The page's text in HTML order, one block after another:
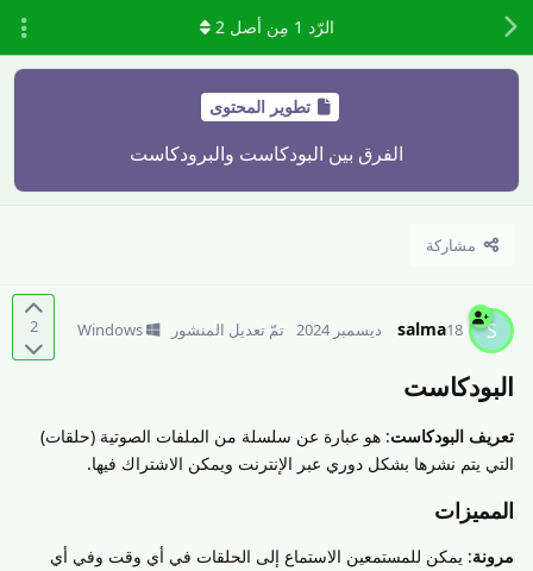
تطوير المحتوى
الفرق بين البودكاست والبرودكاست
مشاركة
الرّد 1 مِن أصل2
2 S
salma18 ديسمبر 2024 تمّ تعديل المنشور Windows
البودكاست
تعريف البودكاست: هو عبارة عن سلسلة من الملفات الصوتية (حلقات)
التي يتم نشرها بشكل دوري عبر الإنترنت ويمكن الاشتراك فيها.
المميزات
مرونة: يمكن للمستمعين الاستماع إلى الحلقات في أي وقت وفي أي